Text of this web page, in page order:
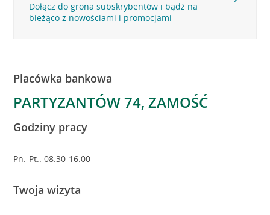
Dołącz do grona subskrybentów i bądź na
bieżąco z nowościami i promocjami
Placówka bankowa
PARTYZANTÓW 74, ZAMOŚĆ
Godziny pracy
Pn.-Pt.: 08:30-16:00
Twoja wizyta